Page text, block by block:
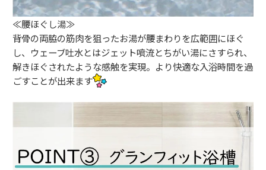
≪腰ほぐし湯≫
背骨の両脇の筋肉を狙ったお湯が腰まわりを広範囲にほぐ
し、ウェーブ吐水とはジェット噴流とちがい湯にさすられ、
解きほぐされたような感触を実現。より快適な入浴時間を過
ごすことが出来ます